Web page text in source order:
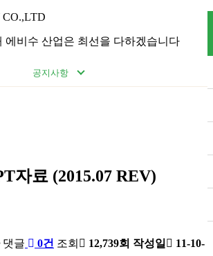
에비수 산업은 최선을 다하겠습니다
공지사항
자료 (2015.07 REV)
댓글 0건 조회 12,739회 작성일
11-10-